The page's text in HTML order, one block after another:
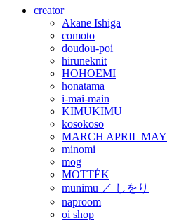
creator
Akane Ishiga
comoto
doudou-poi
hiruneknit
HOHOEMI
honatama_
i-mai-main
KIMUKIMU
kosokoso
MARCH APRIL MAY
minomi
mog
MOTTÉK
munimu ／ しをり
naproom
oi shop